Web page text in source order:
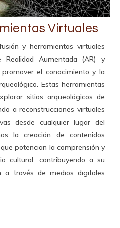
Virtuales
y herramientas virtuales
Realidad Aumentada (AR) y
el conocimiento y la
Estas herramientas
sitios arqueológicos de
a reconstrucciones virtuales
desde cualquier lugar del
la creación de contenidos
potencian la comprensión y
cultural, contribuyendo a su
a través de medios digitales